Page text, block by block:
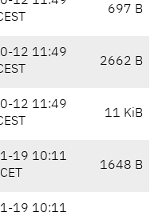
697 B
12 11:49
2662 B
12 11:49
11 KiB
19 10:11
CET
1648 B
19 10:11